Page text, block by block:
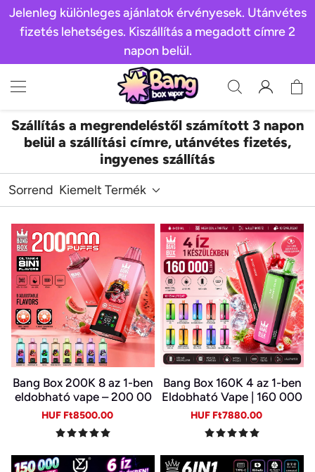
Jelenleg különleges ajánlatok érvényesek. Utánvétes
fizetés lehetséges. Kiszállítás a megadott címre 2
napon belül.
Szállítás a megrendeléstől számított 3 napon
belül a szállítási címre, utánvétes fizetés,
ingyenes szállítás
Sorrend Kiemelt Termék
Bang Box 200K 8 az 1-ben
eldobható vape – 200 00
0 slukk, 10 íz
Sale
HUF Ft8500.00
Bang Box 160K 4 az 1-ben
Eldobható Vape | 160 000
Slukk | 4 Íz Egy Készülékb
en | Type-C | 0–5% Nikotin
Sale
HUF Ft7880.00